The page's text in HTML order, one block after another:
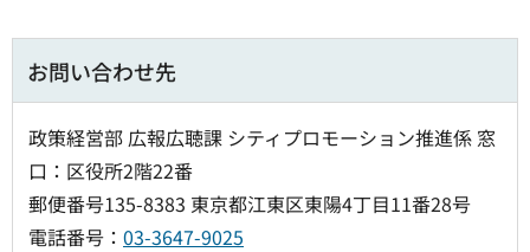
お問い合わせ先
政策経営部 広報広聴課 シティプロモーション推進係 窓
口：区役所2階22番
郵便番号135-8383 東京都江東区東陽4丁目11番28号
電話番号： 03-3647-9025